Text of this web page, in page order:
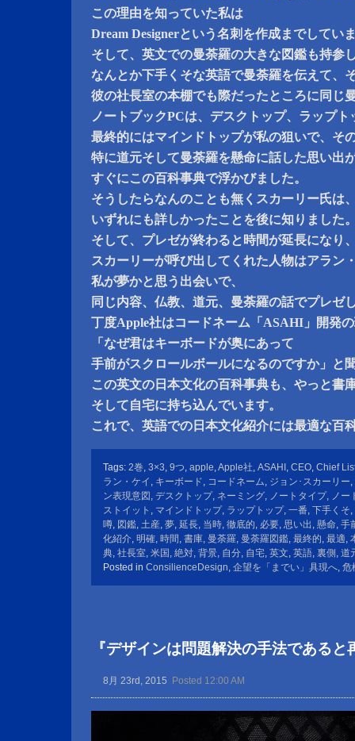
この理由を知っていた私は
Dream Designerという名刺を作成までしてい
そして、英文での曼荼羅の大きな図鑑も持参
なんとか下手くそな英語で曼荼羅を伝えて、
彼の社長室の本棚でも際だったところに同じ
ノートブックPCは、デスクトップ、ラップ
最終的にはマインドトップが私の狙いで、そ
特に道元そして曼荼羅を懸命に話した思い出
すぐにこの百科事典で浮かびました。
そうしたらなんのことも無くスカーリー氏は
いずれにも詳しかったことを後に知りました
そして、プレゼが終わると時間が延長になり
スカーリーが呼び出してくれた人物はアラン
私が夢かと思う出会いで、
同じ内容、仏教、道元、曼荼羅の話でプレゼ
丁度Apple社はコードネーム「ASAHI」開発
「なぜ君はキーボードが奥にあって
手前がスクロールボールになるのですか」と
この英文の日本文化の百科事典も、やっと書
そして自宅に持ち込んでいます。
これで、英語での日本文化紹介には最適な百
Tags: 2巻, 3×3, 9つ, apple,Apple社, ASAHI , CEO, Chief
ラン・ケイ , キーボード, コードネーム, ジョン･スカーリー,
ン表現意図 , デスクトップ, ネーミング, ノートタイプ, ノー
ストイット , マインドトップ, ラップトップ, 一番, 下手くそ,
噂, 図鑑, 土産, 夢, 延長, 当時, 徹底的, 必要, 思い出 , 懸命, 手
化紹介, 明確, 時間 , 書庫, 曼荼羅, 曼荼羅図鑑, 最終的, 最適,
典, 社長室, 米国 , 絶対, 背景, 自分, 自宅, 英文, 英語, 裏側 , 道
Posted in ConsilienceDesign, 企望を「までい」具現へ, 危
『デザインは問題解決の手法であると
8月 23rd, 2015 Posted 12:00 AM